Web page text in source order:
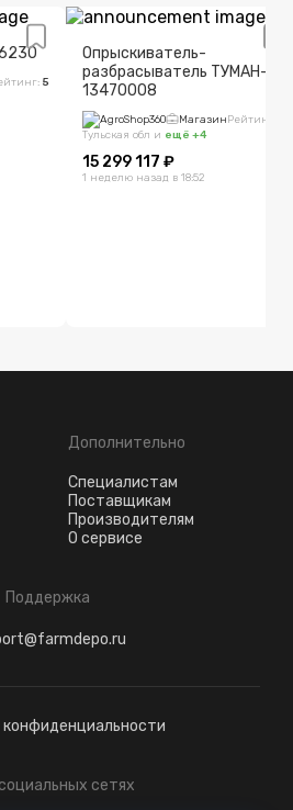
5
Опрыскиватель-
разбрасыватель ТУМАН-3,
13470008
AgroShop360 Магазин Рейтинг:
Тульская обл и ещё +4
15 299 117 ₽
1 неделю назад в 18:52
Дополнительно
Специалистам
Поставщикам
Производителям
О сервисе
Поддержка
конфиденциальности
сетях